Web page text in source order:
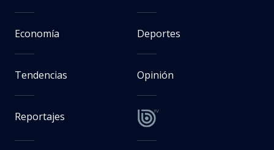
Economía Deportes
Tendencias Opinión
Reportajes